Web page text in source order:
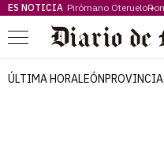
ES NOTICIA Pirómano Oteruelo
Menú
ÚLTIMA HORALEÓNPROVINCIA